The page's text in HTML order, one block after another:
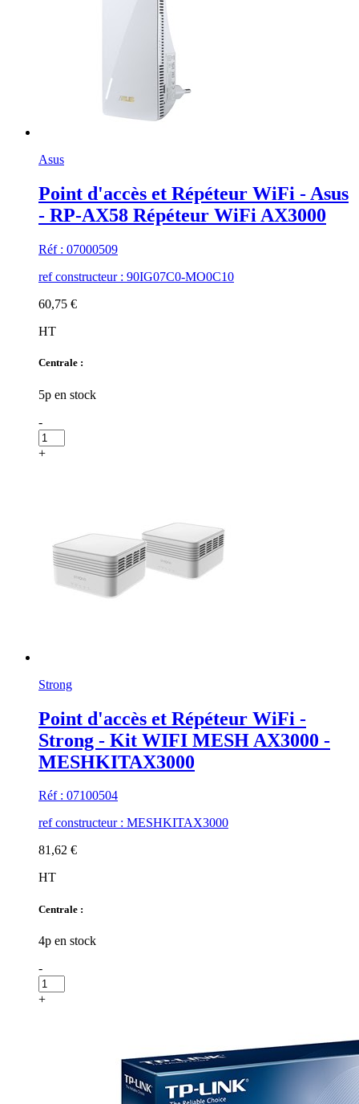
Asus
Point d'accès et Répéteur WiFi - Asus
- RP-AX58 Répéteur WiFi AX3000
Réf : 07000509
ref constructeur : 90IG07C0-MO0C10
60,75 €
HT
Centrale :
5p en stock
-
+
Strong
Point d'accès et Répéteur WiFi -
Strong - Kit WIFI MESH AX3000 -
MESHKITAX3000
Réf : 07100504
ref constructeur : MESHKITAX3000
81,62 €
HT
Centrale :
4p en stock
-
+